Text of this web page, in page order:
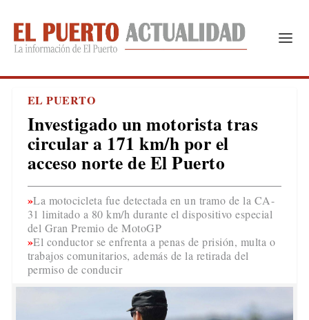
EL PUERTO
Investigado un motorista tras
circular a 171 km/h por el
acceso norte de El Puerto
La motocicleta fue detectada en un tramo de la CA-
31 limitado a 80 km/h durante el dispositivo especial
del Gran Premio de MotoGP
El conductor se enfrenta a penas de prisión, multa o
trabajos comunitarios, además de la retirada del
permiso de conducir